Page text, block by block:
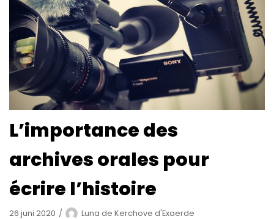
L’importance des
archives orales pour
écrire l’histoire
26 juni 2020 Luna de Kerchove d'Exaerde